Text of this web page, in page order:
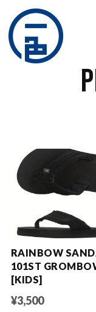
RAINBOW
101ST
[KIDS]
¥3,500